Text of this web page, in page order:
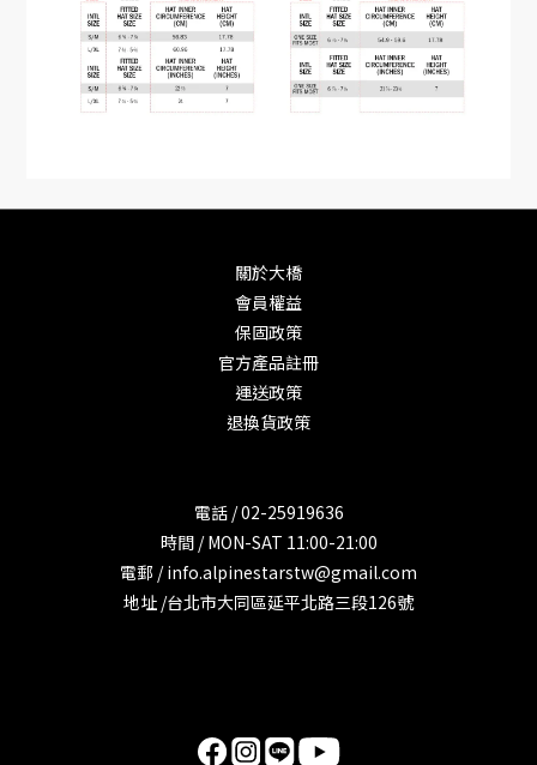
關於大橋
會員權益
保固政策
官方產品註冊
運送政策
退換貨政策
電話 / 02-25919636
時間 / MON-SAT 11:00-21:00
電郵 / info.alpinestarstw@gmail.com
地址 /台北市大同區延平北路三段126號